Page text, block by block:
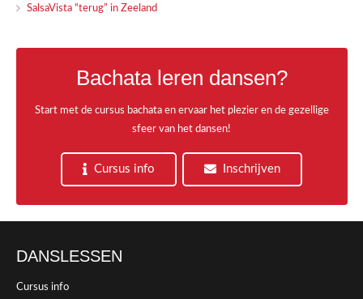
SalsaVista “terug” in Zeeland
Bachata leren dansen?
Start met de cursus bachata en ervaar het plezier en de gezellige
sfeer van het dansen!
Cursus info Inschrijven
DANSLESSEN
Cursus info